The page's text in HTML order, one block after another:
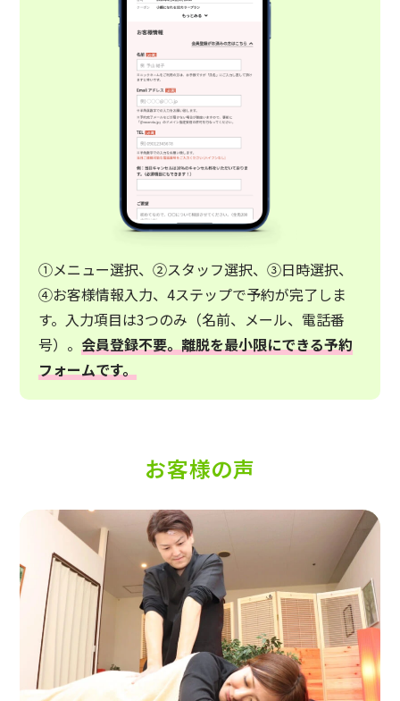
①メニュー選択、②スタッフ選択、③日時選択、
④お客様情報入力、4ステップで予約が完了しま
す。入力項目は3つのみ（名前、メール、電話番
号）。 会員登録不要。離脱を最小限にできる予約
フォームです。
お客様の声